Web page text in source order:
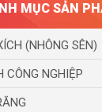
MỤC SẢN
(NHÔNG SÊN)
CÔNG NGHIỆP